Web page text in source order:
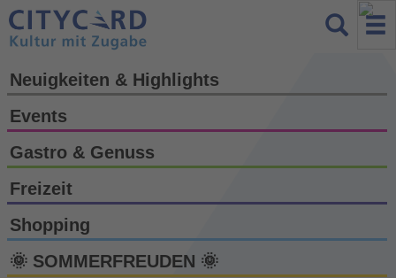
Neuigkeiten & Highlights
Events
Gastro & Genuss
Freizeit
Shopping
🌞 SOMMERFREUDEN 🌞